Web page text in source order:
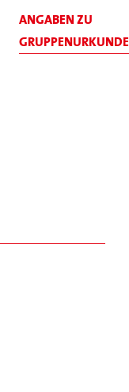
ANGABEN ZU